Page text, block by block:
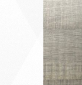
Précédent